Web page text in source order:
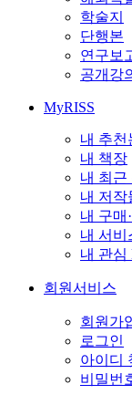
학술지
단행본
연구보
공개강
MyRISS
내 추천
내 책장
내 최근
내 저작
내 구매
내 서비
내 관심
회원서비스
회원가
로그인
아이디
비밀번